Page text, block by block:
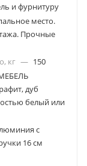
и фурнитуру
место.
Прочные
кг — 150
дуб
белый или
с
16 см